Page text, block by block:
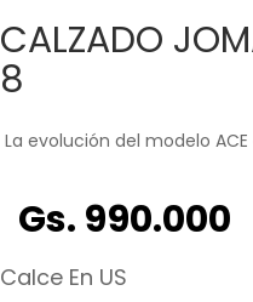
CALZADO
8
La evolución del modelo ACE
Gs. 990.000
Calce En US